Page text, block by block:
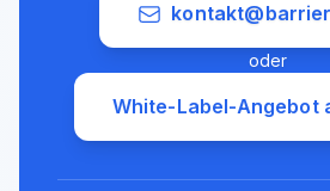
oder
White-Label-Angebot